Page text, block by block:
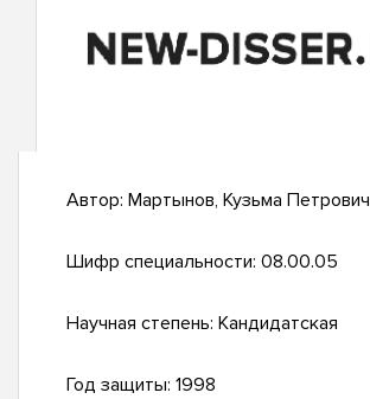
Автор: Мартынов, Кузьма Петрович
Шифр специальности: 08.00.05
Научная степень: Кандидатская
Год защиты: 1998